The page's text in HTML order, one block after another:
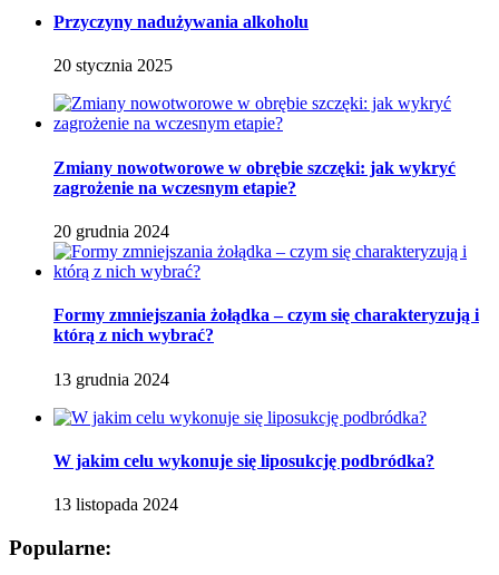
Przyczyny nadużywania alkoholu
20 stycznia 2025
Zmiany nowotworowe w obrębie szczęki: jak wykryć
zagrożenie na wczesnym etapie?
20 grudnia 2024
Formy zmniejszania żołądka – czym się charakteryzują i
którą z nich wybrać?
13 grudnia 2024
W jakim celu wykonuje się liposukcję podbródka?
13 listopada 2024
Popularne: